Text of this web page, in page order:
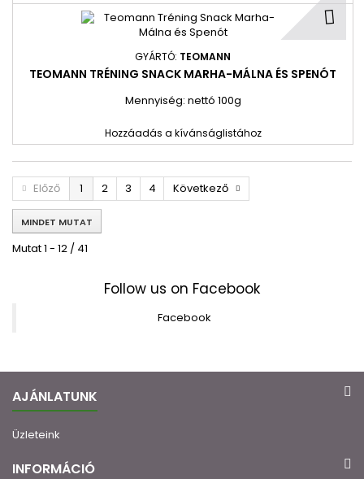
GYÁRTÓ: TEOMANN
TEOMANN TRÉNING SNACK MARHA-MÁLNA ÉS SPENÓT
Mennyiség: nettó 100g
Hozzáadás a kívánságlistához
Előző 1 2 3 4 Következő
MINDET MUTAT
Mutat 1 - 12 / 41
Follow us on Facebook
Facebook
AJÁNLATUNK
Üzleteink
INFORMÁCIÓ